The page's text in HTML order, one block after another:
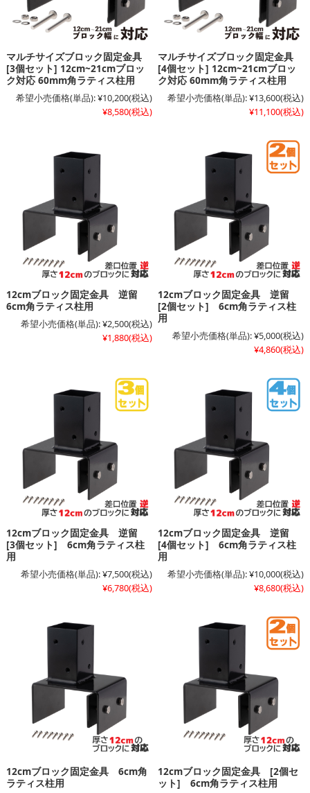
マルチサイズブロック固定金具
[3個セット] 12cm~21cmブロッ
ク対応 60mm角ラティス柱用
希望小売価格(単品):¥10,200(税込)
¥8,580(税込)
マルチサイズブロック固定金具
[4個セット] 12cm~21cmブロッ
ク対応 60mm角ラティス柱用
希望小売価格(単品):¥13,600(税込)
¥11,100(税込)
12cmブロック固定金具 逆留
6cm角ラティス柱用
希望小売価格(単品):¥2,500(税込)
¥1,880(税込)
12cmブロック固定金具 逆留
[2個セット] 6cm角ラティス柱
用
希望小売価格(単品):¥5,000(税込)
¥4,860(税込)
12cmブロック固定金具 逆留
[3個セット] 6cm角ラティス柱
用
希望小売価格(単品):¥7,500(税込)
¥6,780(税込)
12cmブロック固定金具 逆留
[4個セット] 6cm角ラティス柱
用
希望小売価格(単品):¥10,000(税込)
¥8,680(税込)
12cmブロック固定金具 6cm角
ラティス柱用
12cmブロック固定金具 [2個セ
ット] 6cm角ラティス柱用